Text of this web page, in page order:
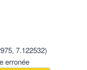
7.122532)
erronée